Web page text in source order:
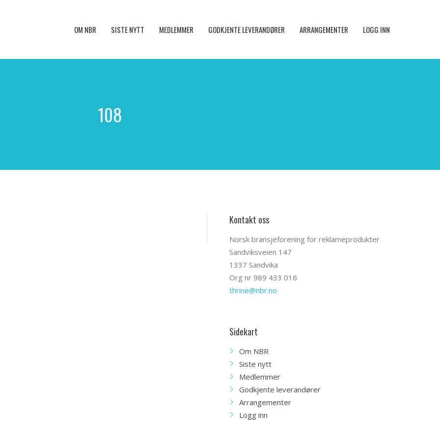
OM NBR SISTE NYTT MEDLEMMER GODKJENTE LEVERANDØRER ARRANGEMENTER LOGG INN
108
Kontakt oss
Norsk bransjeforening for reklameprodukter
Sandviksveien 147
1337 Sandvika
Org nr 989 433 016
thrine@nbr.no
Sidekart
Om NBR
Siste nytt
Medlemmer
Godkjente leverandører
Arrangementer
Logg inn